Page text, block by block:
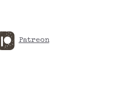
Patreon